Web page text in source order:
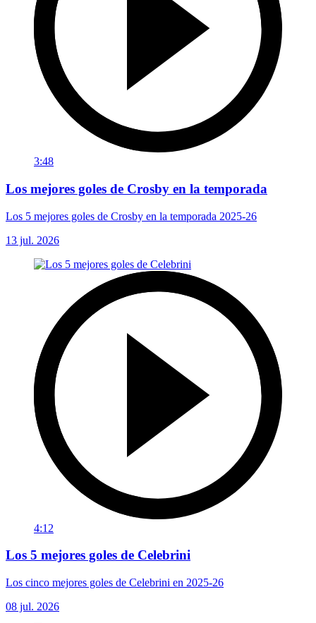
3:48
Los mejores goles de Crosby en la temporada
Los 5 mejores goles de Crosby en la temporada 2025-26
13 jul. 2026
4:12
Los 5 mejores goles de Celebrini
Los cinco mejores goles de Celebrini en 2025-26
08 jul. 2026